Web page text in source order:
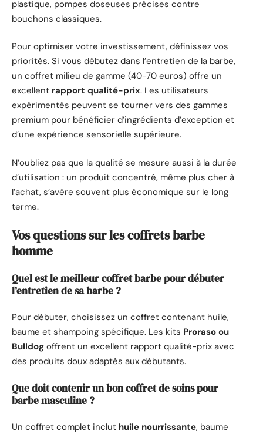
plastique, pompes doseuses précises contre
bouchons classiques.
Pour optimiser votre investissement, définissez vos
priorités. Si vous débutez dans l’entretien de la barbe,
un coffret milieu de gamme (40-70 euros) offre un
excellent rapport qualité-prix. Les utilisateurs
expérimentés peuvent se tourner vers des gammes
premium pour bénéficier d’ingrédients d’exception et
d’une expérience sensorielle supérieure.
N’oubliez pas que la qualité se mesure aussi à la durée
d’utilisation : un produit concentré, même plus cher à
l’achat, s’avère souvent plus économique sur le long
terme.
Vos questions sur les coffrets barbe
homme
Quel est le meilleur coffret barbe pour débuter
l’entretien de sa barbe ?
Pour débuter, choisissez un coffret contenant huile,
baume et shampoing spécifique. Les kits Proraso ou
Bulldog offrent un excellent rapport qualité-prix avec
des produits doux adaptés aux débutants.
Que doit contenir un bon coffret de soins pour
barbe masculine ?
Un coffret complet inclut huile nourrissante, baume